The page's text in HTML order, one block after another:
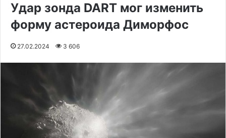
Удар зонда DART мог изменить
форму астероида Диморфос
27.02.2024 3 606